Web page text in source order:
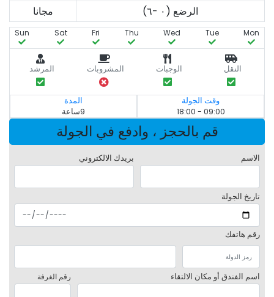
الرضع (٠ -٦)
مجانا
Mon
Tue
Wed
Thu
Fri
Sat
Sun
النقل الوجبات المشروبات المرشد
وقت الجولة
09:00 - 18:00
المدة
9ساعة
قم بالحجز ، وادفع في الجولة
الاسم بريدك الالكتروني
تاريخ الجولة
رقم هاتفك
اسم الفندق أو مكان الالتقاء رقم الغرفة